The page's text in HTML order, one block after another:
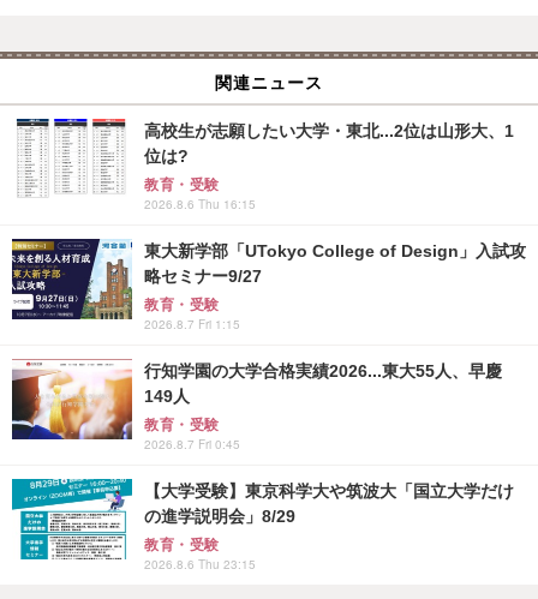
関連ニュース
高校生が志願したい大学・東北...2位は山形大、1
位は?
教育・受験
2026.8.6 Thu 16:15
東大新学部「UTokyo College of Design」入試攻
略セミナー9/27
教育・受験
2026.8.7 Fri 1:15
行知学園の大学合格実績2026...東大55人、早慶
149人
教育・受験
2026.8.7 Fri 0:45
【大学受験】東京科学大や筑波大「国立大学だけ
の進学説明会」8/29
教育・受験
2026.8.6 Thu 23:15